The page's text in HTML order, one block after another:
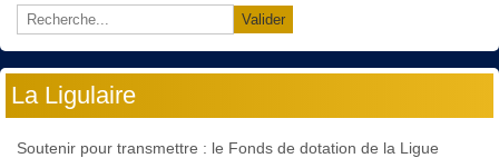
Valider
La Ligulaire
Soutenir pour transmettre : le Fonds de dotation de la Ligue